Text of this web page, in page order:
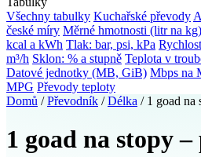
Všechny tabulky Kuchařské převody
české míry Měrné hmotnosti (litr na kg)
kcal a kWh Tlak: bar, psi, kPa
m³/h Sklon: % a stupně Teplota v
Datové jednotky (MB, GiB) Mbps na
MPG Převody teploty
Domů / Převodník / Délka / 1 goad na
1 goad na stopy